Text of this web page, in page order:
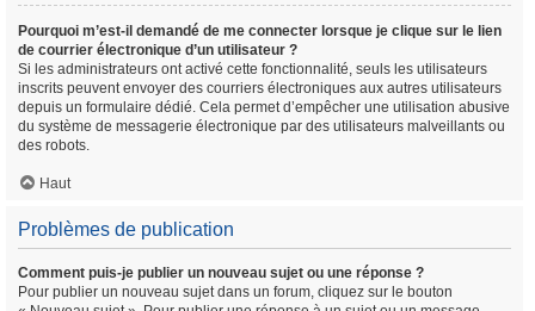
Pourquoi m’est-il demandé de me connecter lorsque je clique sur le lien
de courrier électronique d’un utilisateur ?
Si les administrateurs ont activé cette fonctionnalité, seuls les utilisateurs
inscrits peuvent envoyer des courriers électroniques aux autres utilisateurs
depuis un formulaire dédié. Cela permet d’empêcher une utilisation abusive
du système de messagerie électronique par des utilisateurs malveillants ou
des robots.
Haut
Problèmes de publication
Comment puis-je publier un nouveau sujet ou une réponse ?
Pour publier un nouveau sujet dans un forum, cliquez sur le bouton